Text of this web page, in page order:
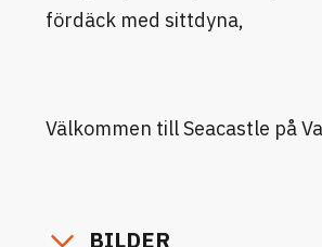
fördäck med sittdyna,
Välkommen till Seacastle på
BILDER